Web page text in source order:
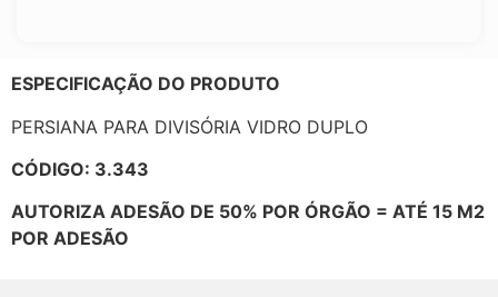
ESPECIFICAÇÃO DO PRODUTO
PERSIANA PARA DIVISÓRIA VIDRO DUPLO
CÓDIGO: 3.343
AUTORIZA ADESÃO DE 50% POR ÓRGÃO = ATÉ 15 M2
POR ADESÃO